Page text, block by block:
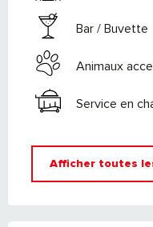
Bar / Buvette
Animaux
Service en
Afficher toutes